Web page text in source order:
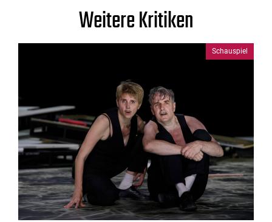
Weitere Kritiken
Schauspiel